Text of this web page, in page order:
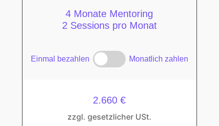
4 Monate Mentoring
2 Sessions pro Monat
Einmal bezahlen Monatlich zahlen
2.660 €
zzgl. gesetzlicher USt.